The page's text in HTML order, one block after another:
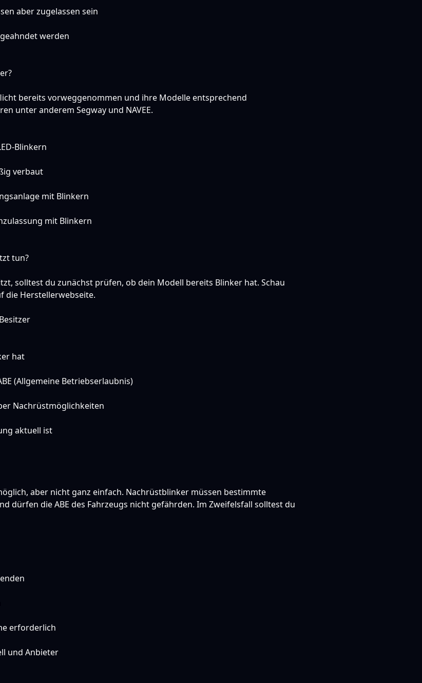
aber zugelassen sein
werden
bereits vorweggenommen und ihre Modelle entsprechend
unter anderem Segway und NAVEE.
Blinkern
verbaut
mit Blinkern
mit Blinkern
tun?
solltest du zunächst prüfen, ob dein Modell bereits Blinker hat. Schau
die Herstellerwebseite.
hat
(Allgemeine Betriebserlaubnis)
Nachrüstmöglichkeiten
aktuell ist
aber nicht ganz einfach. Nachrüstblinker müssen bestimmte
dürfen die ABE des Fahrzeugs nicht gefährden. Im Zweifelsfall solltest du
erforderlich
und Anbieter